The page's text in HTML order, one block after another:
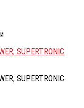
SUPERTRONIC
SUPERTRONIC.